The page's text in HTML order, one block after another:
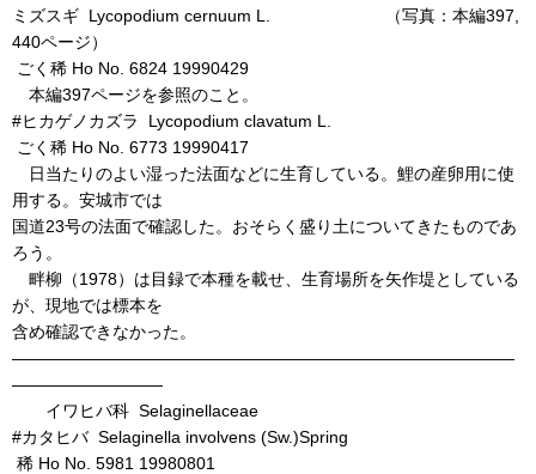
ミズスギ Lycopodium cernuum L. （写真：本編397,
440ページ）
ごく稀 Ho No. 6824 19990429
本編397ページを参照のこと。
#ヒカゲノカズラ Lycopodium clavatum L.
ごく稀 Ho No. 6773 19990417
日当たりのよい湿った法面などに生育している。鯉の産卵用に使
用する。安城市では
国道23号の法面で確認した。おそらく盛り土についてきたものであ
ろう。
畔柳（1978）は目録で本種を載せ、生育場所を矢作堤としている
が、現地では標本を
含め確認できなかった。
――――――――――――――――――――――――――――――
―――――――――
イワヒバ科 Selaginellaceae
#カタヒバ Selaginella involvens (Sw.)Spring
稀 Ho No. 5981 19980801